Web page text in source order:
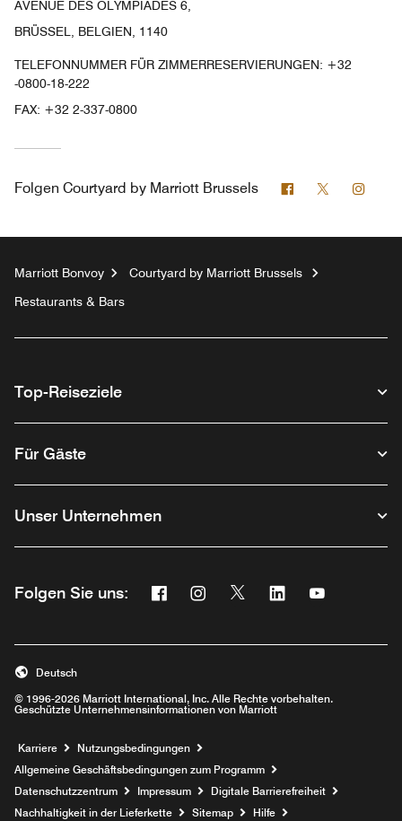
AVENUE DES OLYMPIADES 6,
BRÜSSEL, BELGIEN, 1140
TELEFONNUMMER FÜR ZIMMERRESERVIERUNGEN: +32
-0800-18-222
FAX: +32 2-337-0800
Folgen Courtyard by Marriott Brussels Facebook
Twitter
Marriott Bonvoy
Courtyard by Marriott Brussels
Restaurants & Bars
Top-Reiseziele
Für Gäste
Unser Unternehmen
Folgen Sie uns: Facebook
Opens a new window
Instagram
Opens a new window
Twitter
Opens a new window
Linkedin
Opens a new
Opens a
© 1996-2026 Marriott International, Inc. Alle Rechte vorbehalten.
Geschützte Unternehmensinformationen von Marriott
Deutsch
Karriere Opens a new window
Nutzungsbedingungen
Allgemeine Geschäftsbedingungen zum Programm
Datenschutzzentrum
Impressum
Digitale Barrierefreiheit
Nachhaltigkeit in der Lieferkette
Sitemap Hilfe